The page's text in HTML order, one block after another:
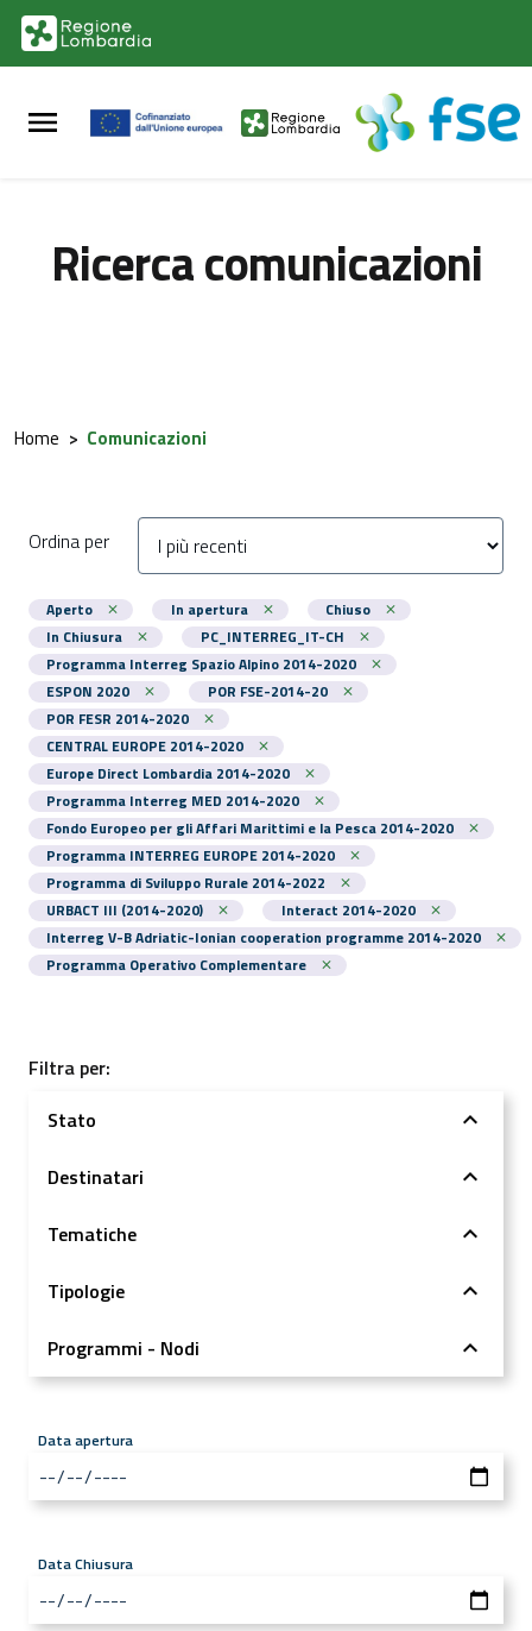
Vai al contenuto principale
Vai al footer
Ricerca comunicazioni
Home > Comunicazioni
Ordina per
Aperto In apertura
Chiuso
In Chiusura
PC_INTERREG_IT-CH
Programma Interreg Spazio Alpino 2014-2020
ESPON 2020
POR FSE-2014-20
POR FESR 2014-2020
CENTRAL EUROPE 2014-2020
Europe Direct Lombardia 2014-2020
Programma Interreg MED 2014-2020
Fondo Europeo per gli Affari Marittimi e la Pesca 2014-2020
Programma INTERREG EUROPE 2014-2020
Programma di Sviluppo Rurale 2014-2022
URBACT III (2014-2020)
Interact 2014-2020
Interreg V-B Adriatic-Ionian cooperation programme 2014-2020
Programma Operativo Complementare
Filtra per:
Stato
Destinatari
Tematiche
Tipologie
Programmi - Nodi
Data apertura
Data Chiusura